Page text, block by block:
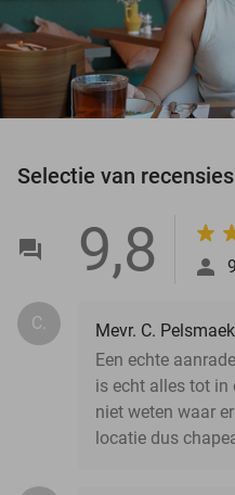
Selectie van recensies
9,8
C.
Mevr. C.
Een echte
is echt alles tot in
niet weten waar
locatie dus